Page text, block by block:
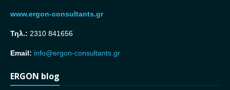
www.ergon-consultants.gr
Τηλ.: 2310 841656
Email: info@ergon-consultants.gr
ERGON blog